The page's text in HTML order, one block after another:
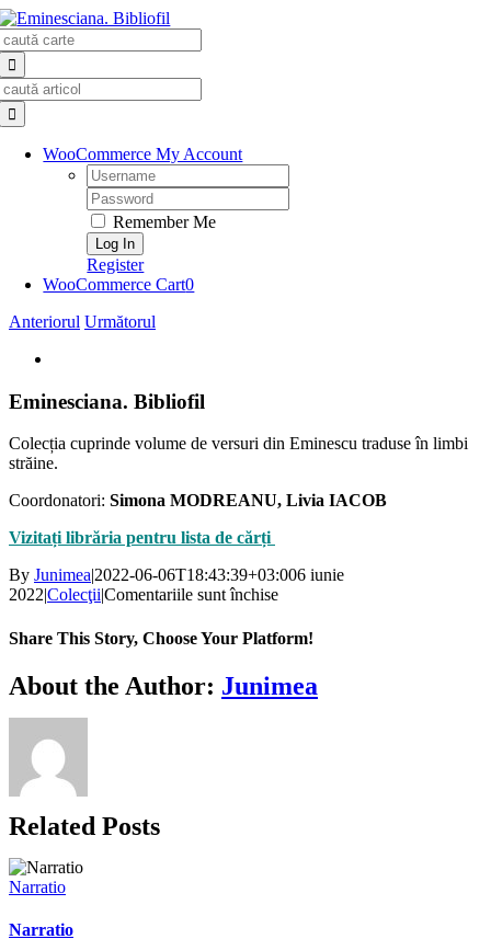
Skip
to
content
WooCommerce My Account
Username:
Password:
Remember Me
Register
WooCommerce Cart0
Anteriorul Următorul
Image
Eminesciana. Bibliofil
Colecția cuprinde volume de versuri din Eminescu traduse în limbi
străine.
Coordonatori: Simona MODREANU, Livia IACOB
Vizitați librăria pentru lista de cărți
By Junimea|2022-06-06T18:43:39+03:006 iunie
2022|Colecţii|Comentariile sunt închisepentru
Bibliofil
Share This Story, Choose Your Platform!
Facebook
X
Bluesky
Reddit
LinkedIn
WhatsApp
Telegram
Tumblr
Xing
Email
Copy
Link
About the Author: Junimea
Related Posts
Narratio
Narratio